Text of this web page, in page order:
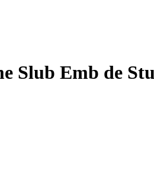
Slub Emb de